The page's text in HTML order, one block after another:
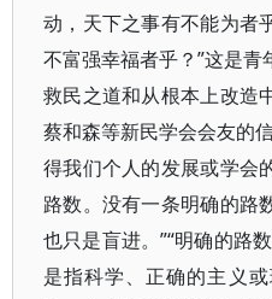
动，天下之事有不能为者
不富强幸福者乎？”这是
救民之道和从根本上改造
蔡和森等新民学会会友的
得我们个人的发展或学会
路数。没有一条明确的路
也只是盲进。”“明确的路
是指科学、正确的主义